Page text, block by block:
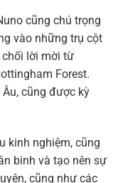
cũng chú trọng
vào những trụ cột
chối lời mời từ
Forest.
cũng được kỳ
kinh nghiệm, cũng
binh và tạo nên sự
cũng như các